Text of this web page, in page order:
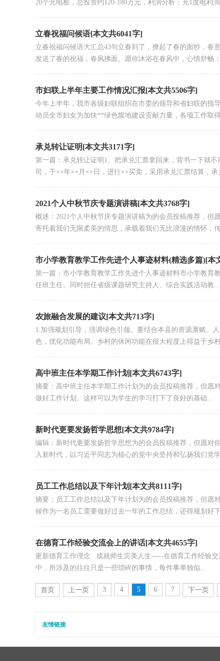
20个充电桩，总投资约120-180万元，利润分析：充1度电利
立春祝福问候语[本文共6041字]
立春祝福问候语大汇总43句立春到了，撩起了春的面纱，
发送了春的祝福，春风拂面。愿你沐浴在春风中，心情舒畅
市妇联上半年主要工作情况汇报[本文共5506字]
今年上半年，我市各级妇联组织在市委的领导和省妇联的指
动员全市妇女为加快**绿色腹地建设贡献力量，各项工作取
承兑转让证明[本文共3171字]
第一篇：承兑转让证明1、把承兑汇票拿回来，背书一下就
司，于××年××月××日，进行××买卖，采用承兑汇票结算，承
2021个人中秋节庆专题演讲稿[本文共3768字]
概述：2021个人中秋节庆专题演讲稿为的会员投稿推荐，
寄托着我们无限柔美的情思，承载着我们无比浪漫的情怀，
市小学教育教学工作先进个人事迹材料(精选多篇)[本
第一篇：市小学教育教学工作先进个人事迹材料市小学教育
任班主任。同时担任省级课题研究主持人、综合实践活动教...
农旅融合发展的建议[本文共713字]
1.加强规划引导，强调绿色引领。要结合本县的资源禀赋、
色，优化功能布局。乡村的休闲功能在很大程度上得益于乡
高中班主任本学期工作计划[本文共6743字]
摘要：高中班主任本学期工作计划为的会员投稿推荐，但愿
做好工作计划。这样可以为学生的学习打下了良好的基础...
新时代更要发扬哲学思想[本文共9784字]
编辑：新时代更要发扬哲学思想为的会员投稿推荐，但愿
入新时代，以习近平同志为核心的党中央坚持和弘扬我们党
员工工作总结以及下年计划[本文共8111字]
摘要：员工工作总结以及下年计划为的会员投稿推荐，但愿
候作为一名员工需要做好过去一年的工作总结，还得规划好
在德育工作经验交流会上的讲话[本文共4655字]
更新德育工作理念 成就师生完美人生-----在德育工作经验
中，所涉及的往往只是一些琐碎的事情，每件事单独似...
首页 上一页 3 4 5 6 7 下一页
友情链接: